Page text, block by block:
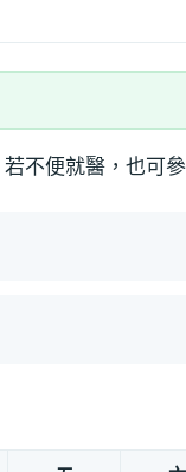
不便就醫，也可